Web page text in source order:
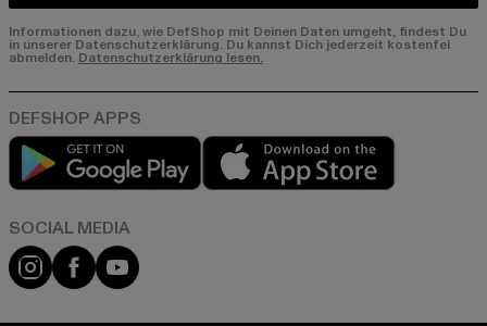
Informationen dazu, wie DefShop mit Deinen Daten umgeht, findest Du
in unserer Datenschutzerklärung. Du kannst Dich jederzeit kostenfei
abmelden. Datenschutzerklärung lesen.
Play market
Instagram
FacebookYouTube